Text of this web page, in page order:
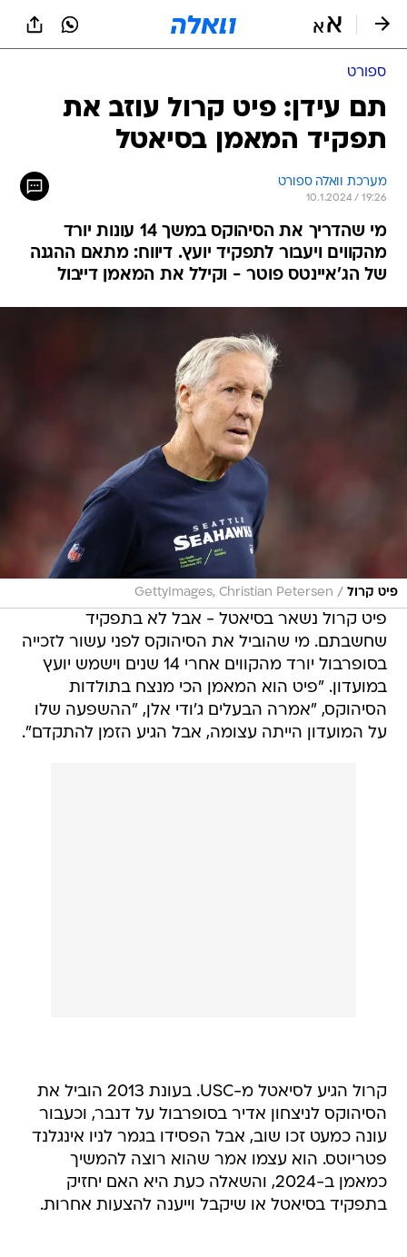
ספורט
תם עידן: פיט קרול עוזב את
תפקיד המאמן בסיאטל
מערכת וואלה ספורט
10.1.2024 / 19:26
מי שהדריך את הסיהוקס במשך 14 עונות יורד
מהקווים ויעבור לתפקיד יועץ. דיווח: מתאם ההגנה
של הג'איינטס פוטר - וקילל את המאמן דייבול
פיט קרול /
GettyImages, Christian Petersen
פיט קרול נשאר בסיאטל - אבל לא בתפקיד
שחשבתם. מי שהוביל את הסיהוקס לפני עשור לזכייה
בסופרבול יורד מהקווים אחרי 14 שנים וישמש יועץ
במועדון. "פיט הוא המאמן הכי מנצח בתולדות
הסיהוקס, "אמרה הבעלים ג'ודי אלן, "ההשפעה שלו
על המועדון הייתה עצומה, אבל הגיע הזמן להתקדם".
קרול הגיע לסיאטל מ-USC. בעונת 2013 הוביל את
הסיהוקס לניצחון אדיר בסופרבול על דנבר, וכעבור
עונה כמעט זכו שוב, אבל הפסידו בגמר לניו אינגלנד
פטריוטס. הוא עצמו אמר שהוא רוצה להמשיך
כמאמן ב-2024, והשאלה כעת היא האם יחזיק
בתפקיד בסיאטל או שיקבל וייענה להצעות אחרות.